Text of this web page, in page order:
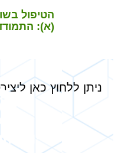
הטיפול
(א):
זה בדיוק
ניתן ללחוץ כאן